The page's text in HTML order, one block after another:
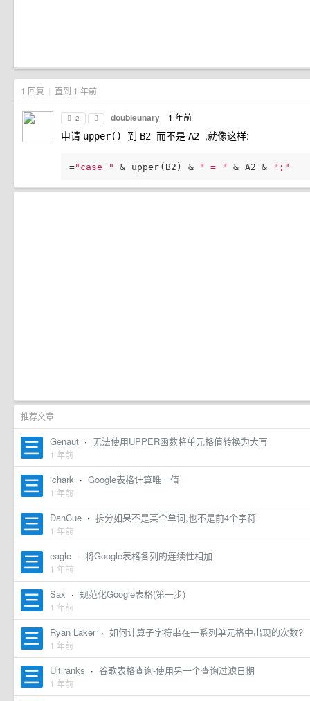
1 回复 | 直到 1 年前
2 doubleunary 1 年前
申请 upper() 到 B2 而不是 A2 ,就像这样:
="case " & upper(B2) & " = " & A2 & ";"
推荐文章
Genaut · 无法使用UPPER函数将单元格值转换为大写
1 年前
ichark · Google表格计算唯一值
1 年前
DanCue · 拆分如果不是某个单词,也不是前4个字符
1 年前
eagle · 将Google表格各列的连续性相加
1 年前
Sax · 规范化Google表格(第一步)
1 年前
Ryan Laker · 如何计算子字符串在一系列单元格中出现的次数?
1 年前
Ultiranks · 谷歌表格查询-使用另一个查询过滤日期
1 年前